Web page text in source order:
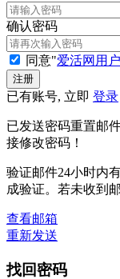
确认密码
同意"爱活网用
已有账号, 立即 登录
已发送密码重置邮
接修改密码！
验证邮件24小时内
成验证。若未收到
查看邮箱
重新发送
找回密码